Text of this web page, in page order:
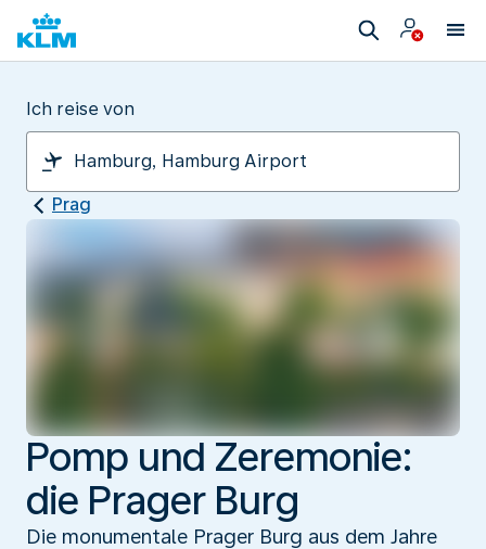
Ich reise von
Prag
Pomp und Zeremonie:
die Prager Burg
Die monumentale Prager Burg aus dem Jahre